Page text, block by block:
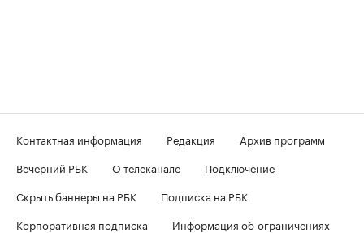
Контактная информация Редакция
Архив программ
Вечерний РБК
О телеканале
Подключение
Скрыть баннеры на РБК
Подписка на РБК
Корпоративная подписка
Информация об ограничениях